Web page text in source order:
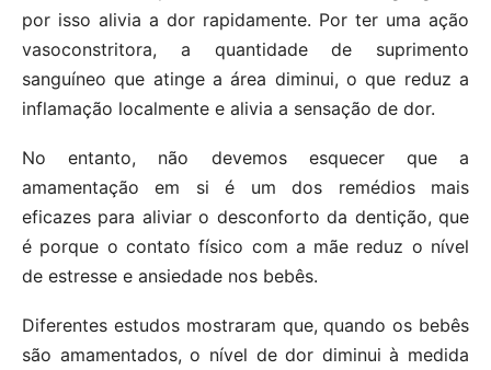
por isso alivia a dor rapidamente. Por ter uma ação
vasoconstritora, a quantidade de suprimento
sanguíneo que atinge a área diminui, o que reduz a
inflamação localmente e alivia a sensação de dor.
No entanto, não devemos esquecer que a
amamentação em si é um dos remédios mais
eficazes para aliviar o desconforto da dentição, que
é porque o contato físico com a mãe reduz o nível
de estresse e ansiedade nos bebês.
Diferentes estudos mostraram que, quando os bebês
são amamentados, o nível de dor diminui à medida